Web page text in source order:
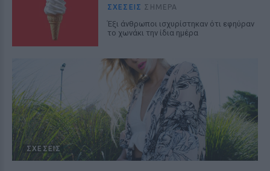
ΣΧΈΣΕΙΣ ΣΉΜΕΡΑ
Έξι άνθρωποι ισχυρίστηκαν ότι εφηύραν
το χωνάκι την ίδια ημέρα
ΣΧΈΣΕΙΣ